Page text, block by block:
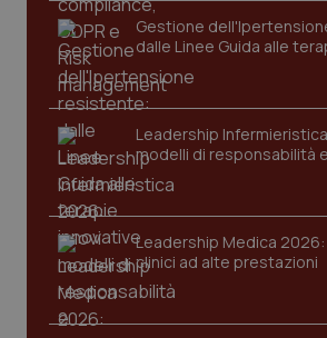
Gestione
dalle Linee Guida alle
Leadership
modelli di responsabilità
Leadership Medica
clinici ad alte prestazioni
CookieScriptConsent